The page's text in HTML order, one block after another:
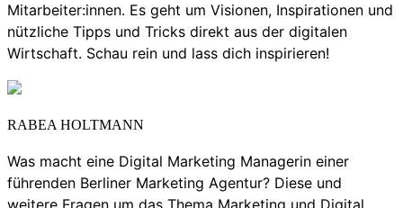
Mitarbeiter:innen. Es geht um Visionen, Inspirationen und
nützliche Tipps und Tricks direkt aus der digitalen
Wirtschaft. Schau rein und lass dich inspirieren!
RABEA HOLTMANN
Was macht eine Digital Marketing Managerin einer
führenden Berliner Marketing Agentur? Diese und